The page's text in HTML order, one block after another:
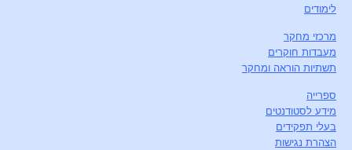
לימודים
מרכזי מחקר
מעבדות חוקרים
תשתיות הוראה ומחקר
ספרייה
מידע לסטודנטים
בעלי תפקידים
הצהרת נגישות